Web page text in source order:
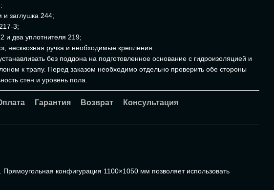
заглушка 244;
3;
и два уплотнителя 219;
несквозная ручка и необходимые крепления.
без поддона на подготовленное основание с гидроизоляцией и
к трапу. Перед заказом необходимо отдельно проверить обе стороны
стен и уровень пола.
Гарантия Возврат Консультация
конфигурация 1100×1050 мм позволяет использовать